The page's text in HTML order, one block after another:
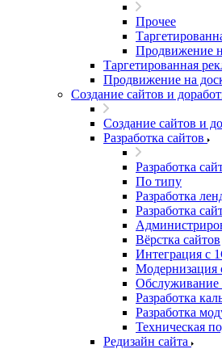
Прочее
Продвижение
Таргетированная
Продвижение на
Создание сайтов и
Создание сайтов и
Разработка сайтов
Разработка
По типу
Разработка
Разработка
Вёрстка сайтов
Интеграция с
Модернизация
Обслуживание
Разработка
Разработка
Техническая
Редизайн сайта